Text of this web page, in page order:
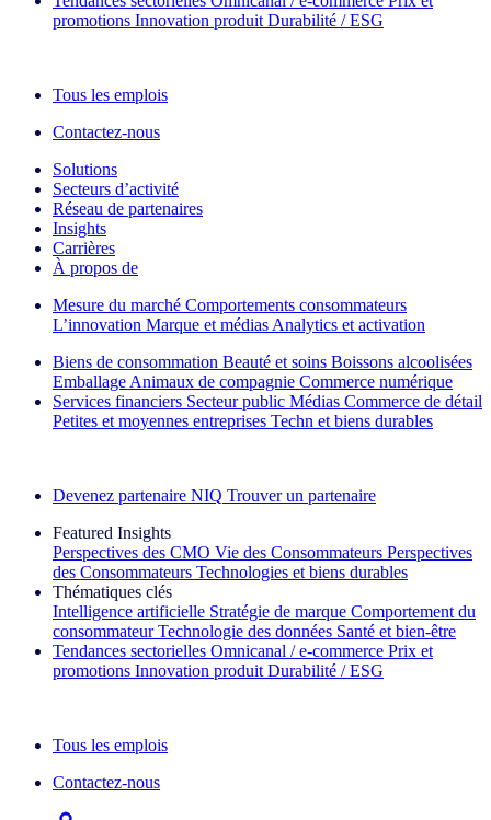
promotions Innovation produit Durabilité / ESG
Tous les emplois
Contactez-nous
Solutions
Secteurs d’activité
Réseau de partenaires
Insights
Carrières
À propos de
Mesure du marché Comportements consommateurs
L’innovation Marque et médias Analytics et activation
Biens de consommation Beauté et soins Boissons alcoolisées
Emballage Animaux de compagnie Commerce numérique
Services financiers Secteur public Médias Commerce de détail
Petites et moyennes entreprises Techn et biens durables
Devenez partenaire NIQ Trouver un partenaire
Featured Insights
Perspectives des CMO Vie des Consommateurs Perspectives
des Consommateurs Technologies et biens durables
Thématiques clés
Intelligence artificielle Stratégie de marque Comportement du
consommateur Technologie des données Santé et bien‑être
Tendances sectorielles Omnicanal / e‑commerce Prix et
promotions Innovation produit Durabilité / ESG
Tous les emplois
Contactez-nous